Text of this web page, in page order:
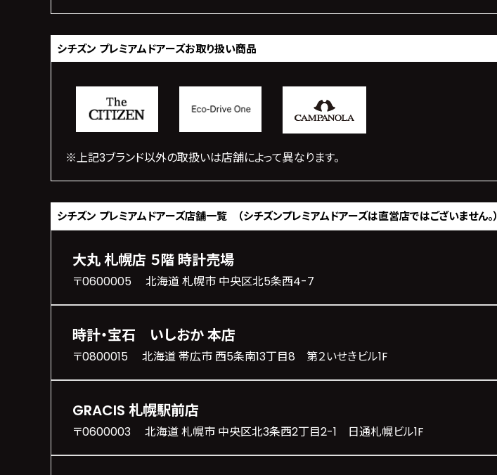
シチズン プレミアムドアーズお取り扱い商品
※上記3ブランド以外の取扱いは店舗によって異なります。
シチズン プレミアムドアーズ店舗一覧 （シチズンプレミアムドアーズは直営店ではございません。）
大丸 札幌店 ５階 時計売場
〒0600005 北海道 札幌市 中央区北5条西4-7
時計・宝石 いしおか 本店
〒0800015 北海道 帯広市 西5条南13丁目8 第２いせきビル1F
GRACIS 札幌駅前店
〒0600003 北海道 札幌市 中央区北3条西2丁目2-1 日通札幌ビル1F